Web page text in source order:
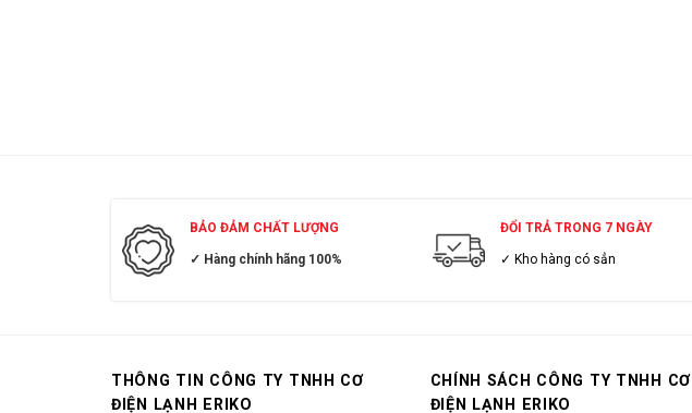
BẢO ĐẢM CHẤT LƯỢNG
✓ Hàng chính hãng 100%
ĐỔI TRẢ TRONG 7 NGÀY
✓ Kho hàng có sẳn
THÔNG TIN CÔNG TY TNHH CƠ
ĐIỆN LẠNH ERIKO
CHÍNH SÁCH CÔNG TY TNHH CƠ
ĐIỆN LẠNH ERIKO